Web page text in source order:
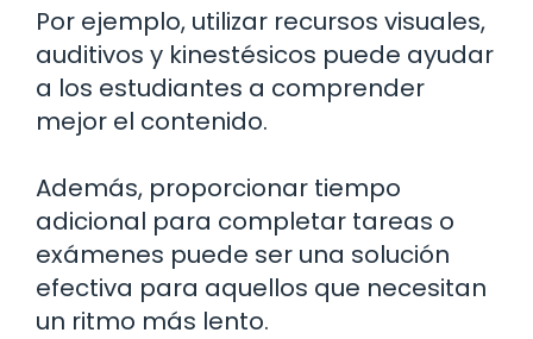
Por ejemplo, utilizar recursos visuales,
auditivos y kinestésicos puede ayudar
a los estudiantes a comprender
mejor el contenido.
Además, proporcionar tiempo
adicional para completar tareas o
exámenes puede ser una solución
efectiva para aquellos que necesitan
un ritmo más lento.